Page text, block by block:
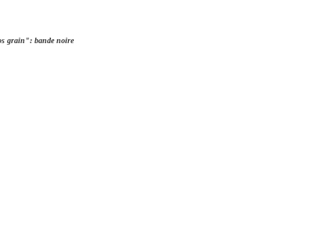
grain": bande noire